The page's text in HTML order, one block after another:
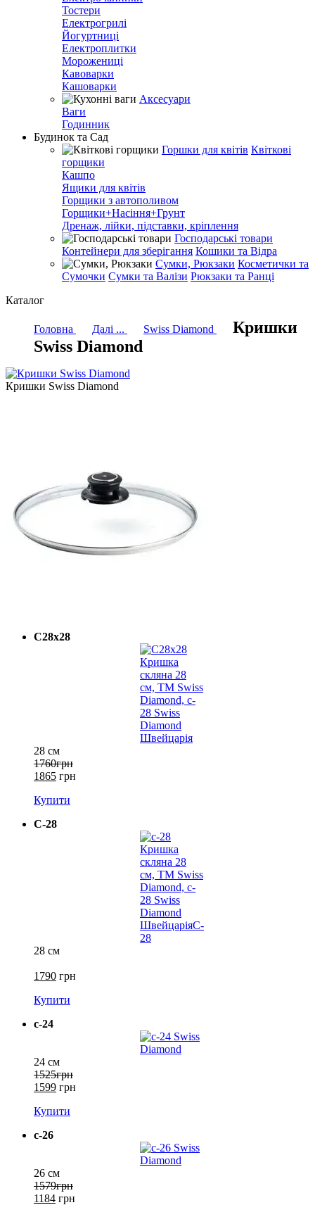
Тостери
Електрогрилі
Йогуртниці
Електроплитки
Морожениці
Кавоварки
Кашоварки
Аксесуари
Ваги
Годинник
Будинок та Сад
Горшки для квітів Квіткові
горщики
Кашпо
Ящики для квітів
Горщики з автополивом
Горщики+Насіння+Грунт
Дренаж, лійки, підставки, кріплення
Господарські товари
Контейнери для зберігання Кошики та Відра
Сумки, Рюкзаки Косметички та
Сумочки Сумки та Валізи Рюкзаки та Ранці
Каталог
Головна Далі ... Swiss Diamond
Кришки
Swiss Diamond
Кришки Swiss Diamond
С28х28
28 см
1760грн
1865 грн
Купити
C-28
28 см
1790 грн
Купити
c-24
24 см
1525грн
1599 грн
Купити
c-26
26 см
1579грн
1184 грн